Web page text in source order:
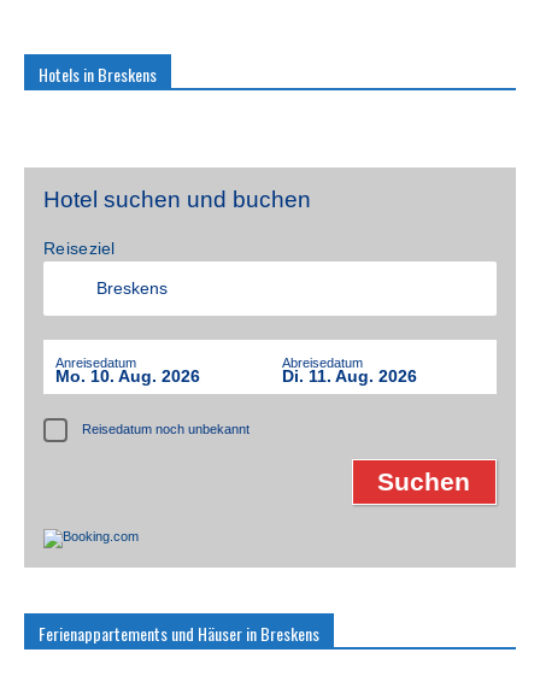
Hotels in Breskens
Hotel suchen und buchen
Reiseziel
Anreisedatum
Mo. 10. Aug. 2026
Abreisedatum
Di. 11. Aug. 2026
Reisedatum noch unbekannt
Ferienappartements und Häuser in Breskens